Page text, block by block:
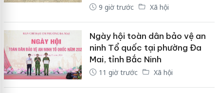
9 giờ trước Xã hội
Ngày hội toàn dân bảo vệ an
ninh Tổ quốc tại phường Đa
Mai, tỉnh Bắc Ninh
11 giờ trước Xã hội